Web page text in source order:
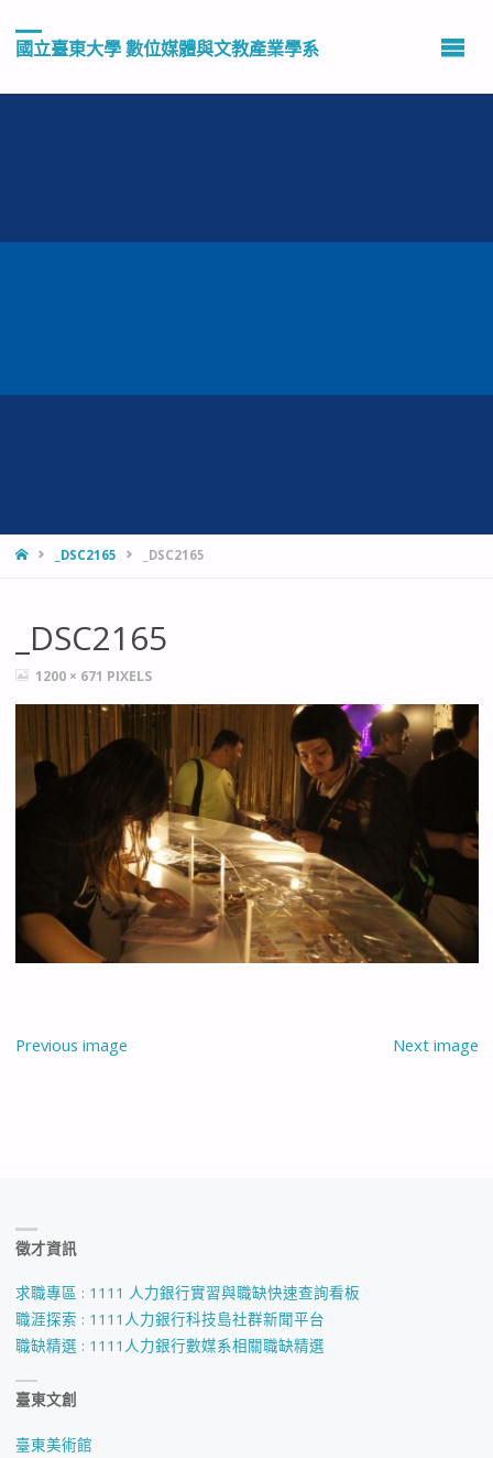
國立臺東大學 數位媒體與文教產業學系
HOME_DSC2165 _DSC2165
_DSC2165
FULL1200 × 671 PIXELS
Previous image Next image
徵才資訊
求職專區 : 1111 人力銀行實習與職缺快速查詢看板
職涯探索 : 1111人力銀行科技島社群新聞平台
職缺精選 : 1111人力銀行數媒系相關職缺精選
臺東文創
臺東美術館